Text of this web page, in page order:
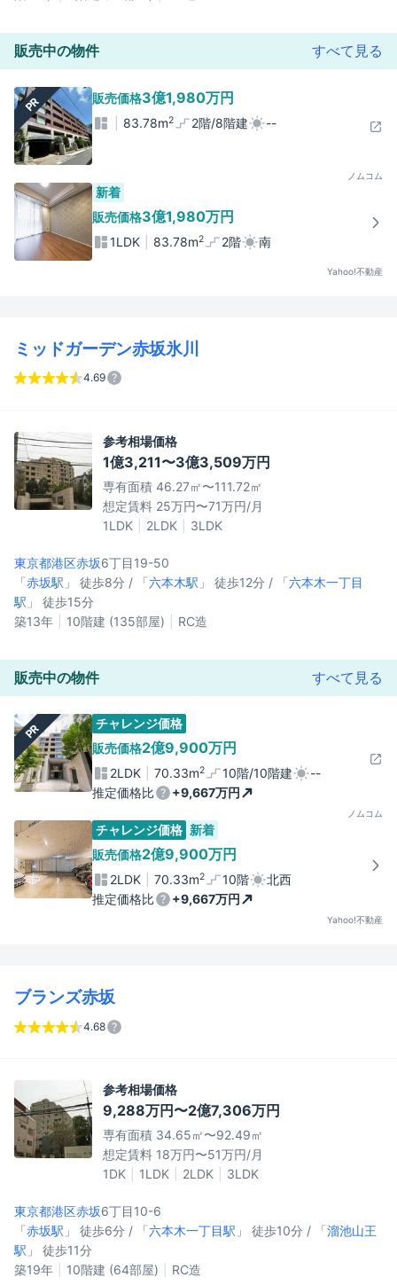
販売中の物件 すべて見る
PR 販売価格3億1,980万円
83.78m2 2階/8階建 --
ノムコム
新着
販売価格3億1,980万円
1LDK 83.78m2 2階 南
Yahoo!不動産
ミッドガーデン赤坂氷川
4.69
参考相場価格
1億3,211〜3億3,509万円
専有面積 46.27㎡〜111.72㎡
想定賃料 25万円〜71万円/月
1LDK
2LDK 3LDK
東京都港区赤坂6丁目19-50
「赤坂駅 」 徒歩8分 / 「六本木駅 」 徒歩12分 / 「六本木一丁目
駅 」 徒歩15分
築13年
10階建 (135部屋) RC造
販売中の物件 すべて見る
PR
チャレンジ価格
販売価格2億9,900万円
2LDK 70.33m2 10階/10階建
--
推定価格比
+9,667万円
ノムコム
チャレンジ価格 新着
販売価格2億9,900万円
2LDK 70.33m2 10階
北西
推定価格比
+9,667万円
Yahoo!不動産
ブランズ赤坂
4.68
参考相場価格
9,288万円〜2億7,306万円
専有面積 34.65㎡〜92.49㎡
想定賃料 18万円〜51万円/月
1DK
1LDK 2LDK 3LDK
東京都港区赤坂6丁目10-6
「赤坂駅 」 徒歩6分 / 「六本木一丁目駅 」 徒歩10分 / 「溜池山王
駅 」 徒歩11分
築19年
10階建 (64部屋) RC造